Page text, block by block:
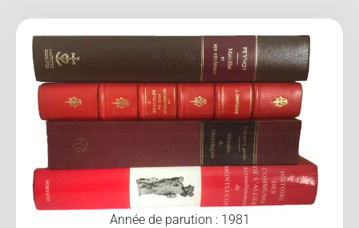
Année de parution : 1981